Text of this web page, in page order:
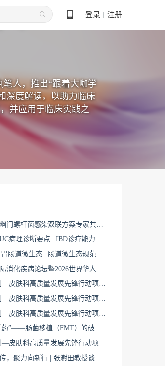
登录 注册
笔人，推出“跟着大咖学
深度解读，以助力临床
并应用于临床实践之
陈烨教授：《幽门螺杆菌感染双联方案专家共识（2026）》解读 | BIDDF2026
【安医心法】UC病理诊断要点 | IBD诊疗能力系统提升5
Hp根除治疗与胃肠道微生态 | 肠道微生态规范化诊疗4
第23届北京国际消化疾病论坛暨2026世界华人消化医师年会盛大开幕
0630-领航计划—皮肤科高质量发展先锋行动项目第六季第65期
0630-领航计划—皮肤科高质量发展先锋行动项目第六季第64期
0629-领航计划—皮肤科高质量发展先锋行动项目第六季第63期
从“粪水”到“新药”——肠菌移植（FMT）的破局与临床应用全景 | 肠道微生态规范化诊疗1
0601-领航计划—皮肤科高质量发展先锋行动项目第六季第42期
二十三载薪火传，聚力向新行 | 张澍田教授谈中国消化医学的传承与突破